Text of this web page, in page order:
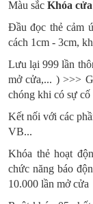
Màu sắc Khóa
Đầu đọc thẻ cảm
cách 1cm - 3cm,
Lưu lại 999 lần
mở cửa,... ) >>>
chóng khi có sự cố
Kết nối với các
VB...
Khóa thẻ hoạt
chức năng báo
10.000 lần mở cửa